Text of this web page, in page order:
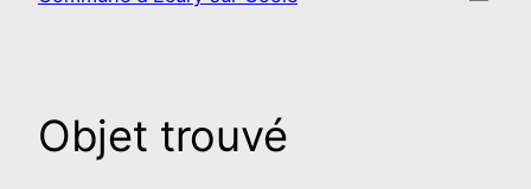
Objet trouvé